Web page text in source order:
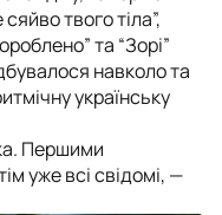
твого тіла”,
та “Зорі”
навколо та
українську
Першими
уже всі свідомі, —